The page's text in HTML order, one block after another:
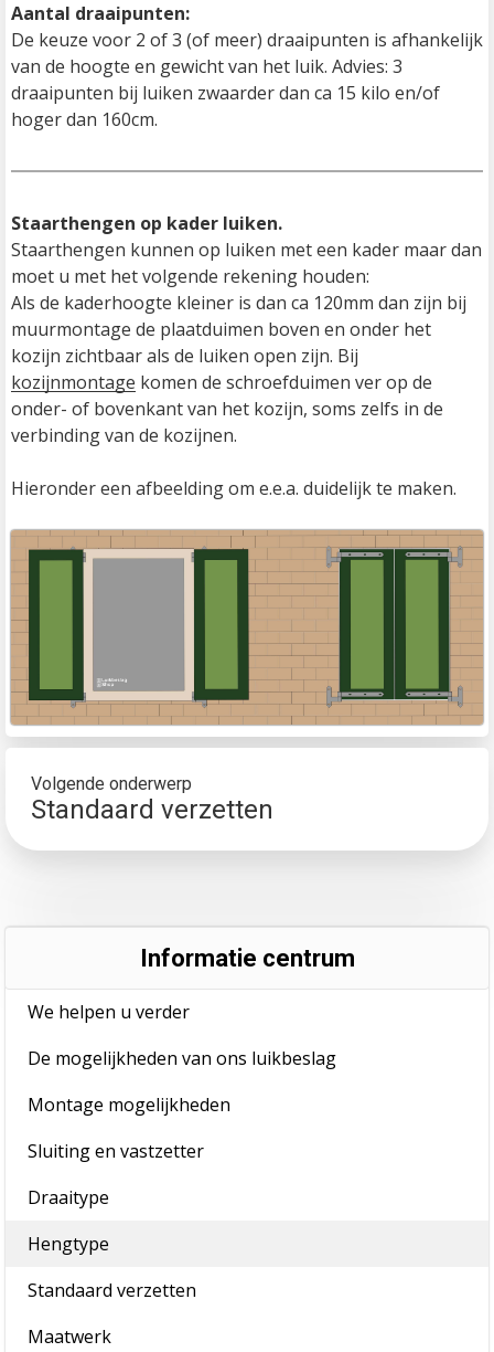
Aantal draaipunten:
De keuze voor 2 of 3 (of meer) draaipunten is afhankelijk
van de hoogte en gewicht van het luik. Advies: 3
draaipunten bij luiken zwaarder dan ca 15 kilo en/of
hoger dan 160cm.
Staarthengen op kader luiken.
Staarthengen kunnen op luiken met een kader maar dan
moet u met het volgende rekening houden:
Als de kaderhoogte kleiner is dan ca 120mm dan zijn bij
muurmontage de plaatduimen boven en onder het
kozijnmontage komen de schroefduimen ver op de
onder- of bovenkant van het kozijn, soms zelfs in de
verbinding van de kozijnen.
Hieronder een afbeelding om e.e.a. duidelijk te maken.
Volgende onderwerp
Standaard verzetten
Informatie centrum
We helpen u verder
De mogelijkheden van ons luikbeslag
Montage mogelijkheden
Sluiting en vastzetter
Draaitype
Hengtype
Standaard verzetten
Maatwerk